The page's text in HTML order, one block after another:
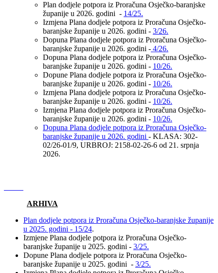
Plan dodjele potpora iz Proračuna Osječko-baranjske
županije u 2026. godini - 14/25.
Izmjena Plana dodjele potpora iz Proračuna Osječko-
baranjske županije u 2026. godini - 3/26.
Dopuna Plana dodjele potpora iz Proračuna Osječko-
baranjske županije u 2026. godini - 4/26.
Dopuna Plana dodjele potpora iz Proračuna Osječko-
baranjske županije u 2026. godini - 10/26.
Dopune Plana dodjele potpora iz Proračuna Osječko-
baranjske županije u 2026. godini - 10/26.
Izmjena Plana dodjele potpora iz Proračuna Osječko-
baranjske županije u 2026. godini - 10/26.
Izmjena Plana dodjele potpora iz Proračuna Osječko-
baranjske županije u 2026. godini - 10/26.
Dopuna Plana dodjele potpora iz Proračuna Osječko-
baranjske županije u 2026. godini - KLASA: 302-
02/26-01/9, URBROJ: 2158-02-26-6 od 21. srpnja
2026.
ARHIVA
Plan dodjele potpora iz Proračuna Osječko-baranjske županije
u 2025. godini - 15/24.
Izmjene Plana dodjele potpora iz Proračuna Osječko-
baranjske županije u 2025. godini - 3/25.
Dopune Plana dodjele potpora iz Proračuna Osječko-
baranjske županije u 2025. godini - 3/25.